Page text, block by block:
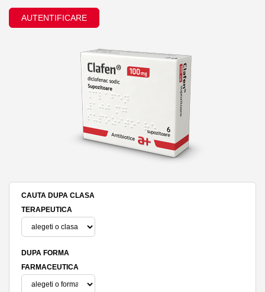
AUTENTIFICARE
CAUTA DUPA CLASA
TERAPEUTICA
DUPA FORMA
FARMACEUTICA